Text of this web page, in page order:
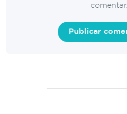
comentar.